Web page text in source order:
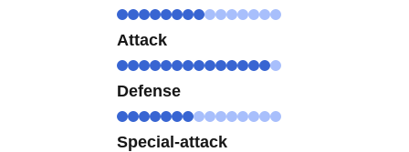
Attack
Defense
Special-attack